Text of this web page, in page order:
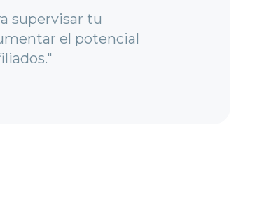
supervisar tu
el potencial